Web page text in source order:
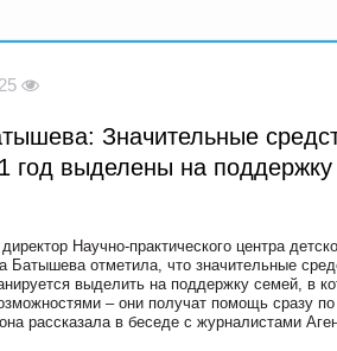
Значительные
год выделены на поддержку
Научно-практического центра
Батышева отметила, что значительные
выделить на поддержку семей, в
– они получат помощь сразу
рассказала в беседе с журналистами